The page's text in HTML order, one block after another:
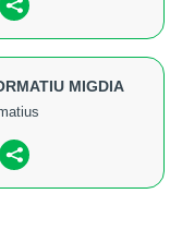
MIGDIA